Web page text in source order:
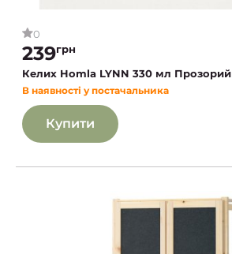
0
239грн
Келих Homla LYNN 330 мл Прозорий
В наявності у постачальника
Купити